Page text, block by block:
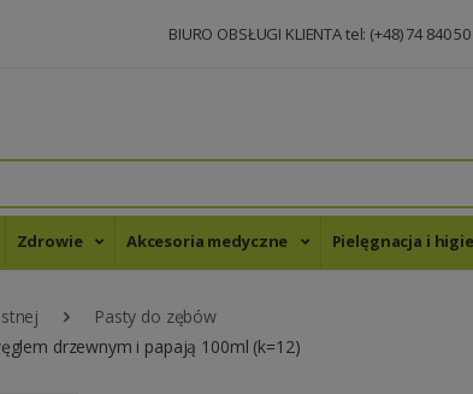
BIURO OBSŁUGI KLIENTA tel: (+48) 74 840
Zdrowie Akcesoria medyczne Pielęgnacja i
Pasty do zębów
drzewnym i papają 100ml (k=12)